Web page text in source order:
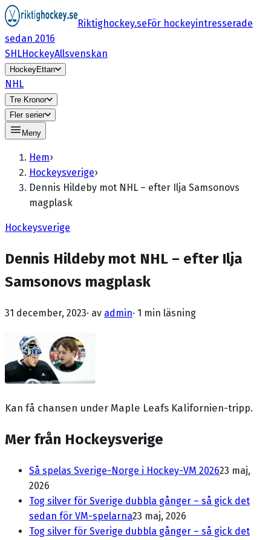
Riktighockey.seFör hockeyintresserade
sedan 2016
SHLHockeyAllsvenskan
HockeyEttan
NHL
Tre Kronor
Fler serier
Meny
Hem›
Hockeysverige›
Dennis Hildeby mot NHL – efter Ilja Samsonovs
magplask
Hockeysverige
Dennis Hildeby mot NHL – efter Ilja
Samsonovs magplask
31 december, 2023· av admin· 1 min läsning
Kan få chansen under Maple Leafs Kalifornien-tripp.
Mer från Hockeysverige
Så spelas Sverige-Norge i Hockey-VM 202623 maj,
2026
Tog silver för Sverige dubbla gånger – så gick det
sedan för VM-spelarna23 maj, 2026
Tog silver för Sverige dubbla gånger – så gick det